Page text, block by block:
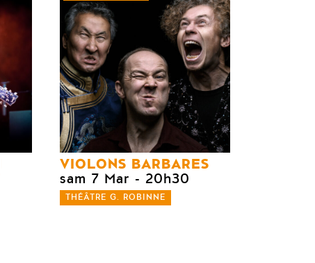
VIOLONS BARBARES
sam 7 Mar - 20h30
THÉÂTRE G. ROBINNE